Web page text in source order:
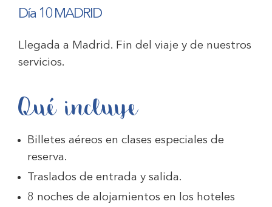
Día 10MADRID
Llegada a Madrid. Fin del viaje y de nuestros
servicios.
Qué incluye
Billetes aéreos en clases especiales de
reserva.
Traslados de entrada y salida.
8 noches de alojamientos en los hoteles